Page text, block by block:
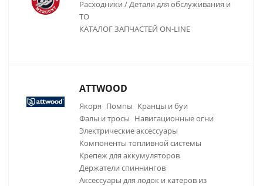
Расходники / Детали для обслуживания и
ТО
КАТАЛОГ ЗАПЧАСТЕЙ ON-LINE
ATTWOOD
Якоря Помпы Кранцы и буи
Фалы и тросы Навигационные огни
Электрические аксессуары
Компоненты топливной системы
Крепеж для аккумуляторов
Держатели спиннингов
Аксессуары для лодок и катеров из